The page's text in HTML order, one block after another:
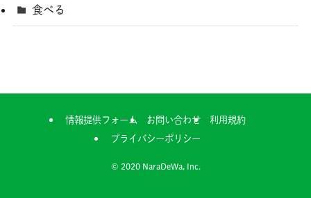
食べる
情報提供フォーム お問い合わせ
利用規約
プライバシーポリシー
© 2020 NaraDeWa, Inc.